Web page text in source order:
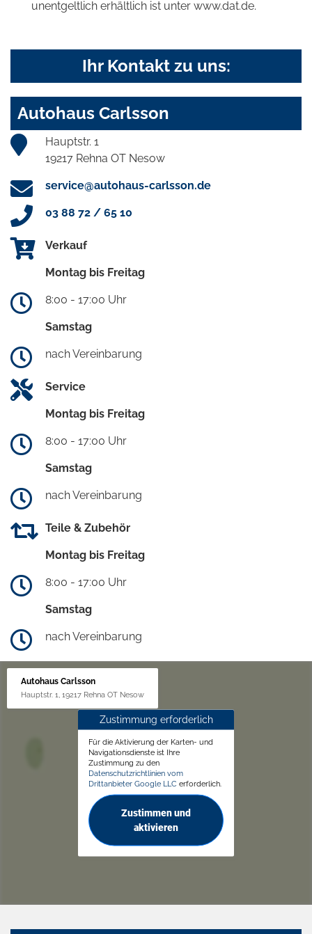
unentgeltlich erhältlich ist unter www.dat.de.
Ihr Kontakt zu uns:
Autohaus Carlsson
Hauptstr. 1
19217 Rehna OT Nesow
service@autohaus-carlsson.de
03 88 72 / 65 10
Verkauf
Montag bis Freitag
8:00 - 17:00 Uhr
Samstag
nach Vereinbarung
Service
Montag bis Freitag
8:00 - 17:00 Uhr
Samstag
nach Vereinbarung
Teile & Zubehör
Montag bis Freitag
8:00 - 17:00 Uhr
Samstag
nach Vereinbarung
Autohaus Carlsson
Hauptstr. 1, 19217 Rehna OT Nesow
Zustimmung erforderlich
Für die Aktivierung der Karten- und
Navigationsdienste ist Ihre
Zustimmung zu den
Datenschutzrichtlinien vom
Drittanbieter Google LLC erforderlich.
Zustimmen und
aktivieren